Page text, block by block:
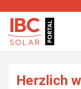
Herzlich